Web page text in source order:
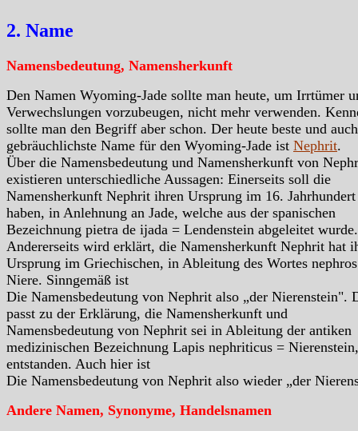
2. Name
Namensbedeutung, Namensherkunft
Den Namen Wyoming-Jade sollte man heute, um Irrtümer
Verwechslungen vorzubeugen, nicht mehr verwenden.
sollte man den Begriff aber schon. Der heute beste und auch
gebräuchlichste Name für den Wyoming-Jade ist Nephrit.
Über die Namensbedeutung und Namensherkunft von
existieren unterschiedliche Aussagen: Einerseits soll die
Namensherkunft Nephrit ihren Ursprung im 16. Jahrhundert
haben, in Anlehnung an Jade, welche aus der spanischen
Bezeichnung pietra de ijada = Lendenstein abgeleitet wurde.
Andererseits wird erklärt, die Namensherkunft Nephrit hat
Ursprung im Griechischen, in Ableitung des Wortes
Niere. Sinngemäß ist
Die Namensbedeutung von Nephrit also „der Nierenstein".
passt zu der Erklärung, die Namensherkunft und
Namensbedeutung von Nephrit sei in Ableitung der antiken
medizinischen Bezeichnung Lapis nephriticus = Nierenstein,
entstanden. Auch hier ist
Die Namensbedeutung von Nephrit also wieder „der
Andere Namen, Synonyme, Handelsnamen